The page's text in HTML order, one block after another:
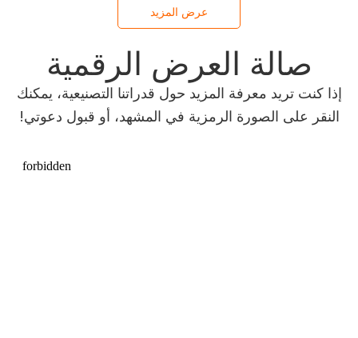
عرض المزيد
صالة العرض الرقمية
إذا كنت تريد معرفة المزيد حول قدراتنا التصنيعية، يمكنك
النقر على الصورة الرمزية في المشهد، أو قبول دعوتي!